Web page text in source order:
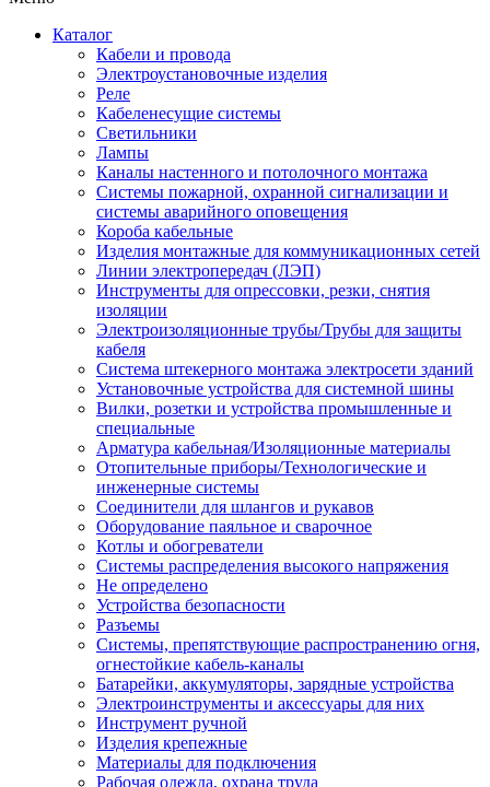
Каталог
Кабели и провода
Электроустановочные изделия
Реле
Кабеленесущие системы
Светильники
Лампы
Каналы настенного и потолочного монтажа
Системы пожарной, охранной сигнализации и
системы аварийного оповещения
Короба кабельные
Изделия монтажные для коммуникационных сетей
Линии электропередач (ЛЭП)
Инструменты для опрессовки, резки, снятия
изоляции
Электроизоляционные трубы/Трубы для защиты
кабеля
Система штекерного монтажа электросети зданий
Установочные устройства для системной шины
Вилки, розетки и устройства промышленные и
специальные
Арматура кабельная/Изоляционные материалы
Отопительные приборы/Технологические и
инженерные системы
Соединители для шлангов и рукавов
Оборудование паяльное и сварочное
Котлы и обогреватели
Системы распределения высокого напряжения
Не определено
Устройства безопасности
Разъемы
Системы, препятствующие распространению огня,
огнестойкие кабель-каналы
Батарейки, аккумуляторы, зарядные устройства
Электроинструменты и аксессуары для них
Инструмент ручной
Изделия крепежные
Материалы для подключения
Рабочая одежда, охрана труда